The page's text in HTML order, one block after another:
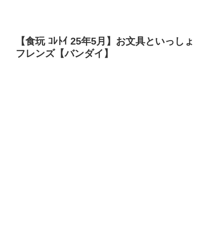
【食玩 ｺﾚﾄｲ 25年5月】お文具といっしょ
フレンズ【バンダイ】